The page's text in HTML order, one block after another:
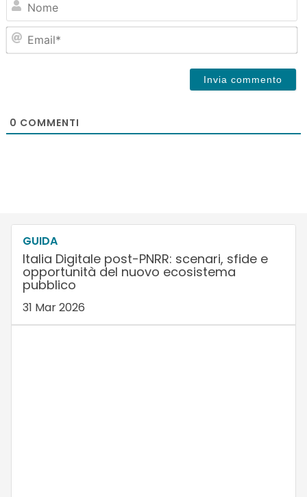
0 COMMENTI
GUIDA
Italia Digitale post-PNRR: scenari, sfide e
opportunità del nuovo ecosistema
pubblico
31 Mar 2026